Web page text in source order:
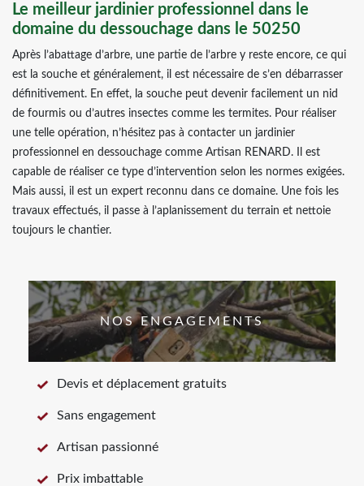
Le meilleur jardinier professionnel dans le
domaine du dessouchage dans le 50250
Après l’abattage d’arbre, une partie de l’arbre y reste encore, ce qui
est la souche et généralement, il est nécessaire de s’en débarrasser
définitivement. En effet, la souche peut devenir facilement un nid
de fourmis ou d’autres insectes comme les termites. Pour réaliser
une telle opération, n’hésitez pas à contacter un jardinier
professionnel en dessouchage comme Artisan RENARD. Il est
capable de réaliser ce type d’intervention selon les normes exigées.
Mais aussi, il est un expert reconnu dans ce domaine. Une fois les
travaux effectués, il passe à l’aplanissement du terrain et nettoie
toujours le chantier.
NOS ENGAGEMENTS
Devis et déplacement gratuits
Sans engagement
Artisan passionné
Prix imbattable